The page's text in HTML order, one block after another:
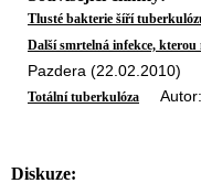
Tlusté bakterie šíří
Další smrtelná infekce,
Pazdera (22.02.2010)
Totální tuberkulóza Autor:
Diskuze: